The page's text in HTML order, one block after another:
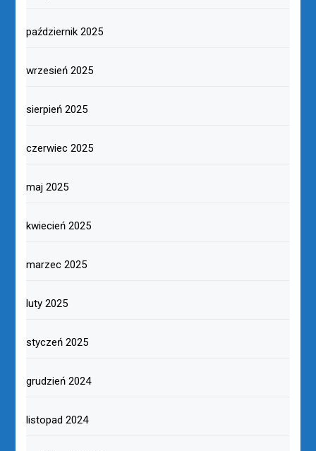
październik 2025
wrzesień 2025
sierpień 2025
czerwiec 2025
maj 2025
kwiecień 2025
marzec 2025
luty 2025
styczeń 2025
grudzień 2024
listopad 2024